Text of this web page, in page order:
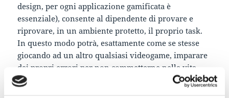
design, per ogni applicazione gamificata è
essenziale), consente al dipendente di provare e
riprovare, in un ambiente protetto, il proprio task.
In questo modo potrà, esattamente come se stesse
giocando ad un altro qualsiasi videogame, imparare
dai propri errori per non commetterne nella vita
reale.